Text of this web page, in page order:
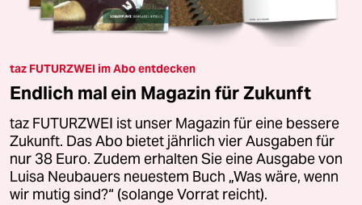
taz FUTURZWEI im Abo entdecken
Endlich mal ein Magazin für Zukunft
taz FUTURZWEI ist unser Magazin für eine bessere
Zukunft. Das Abo bietet jährlich vier Ausgaben für
nur 38 Euro. Zudem erhalten Sie eine Ausgabe von
Luisa Neubauers neuestem Buch „Was wäre, wenn
wir mutig sind?“ (solange Vorrat reicht).